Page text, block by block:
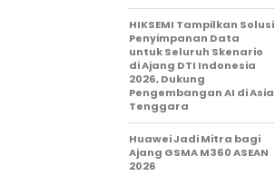
HIKSEMI Tampilkan Solusi
Penyimpanan Data
untuk Seluruh Skenario
di Ajang DTI Indonesia
2026, Dukung
Pengembangan AI di Asia
Tenggara
Huawei Jadi Mitra bagi
Ajang GSMA M360 ASEAN
2026